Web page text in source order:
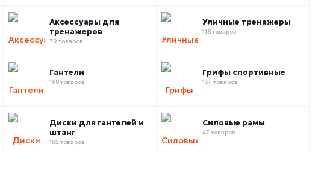
Аксессуары для
тренажеров
79 товаров
Уличные тренажеры
118 товаров
Гантели
168 товаров
Грифы спортивные
134 товаров
Диски для гантелей и
штанг
185 товаров
Силовые рамы
47 товаров